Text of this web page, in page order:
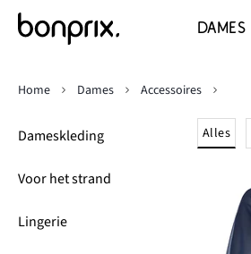
DAMES
Dameskleding
Voor het strand
Lingerie
Home Dames Accessoires
Alles